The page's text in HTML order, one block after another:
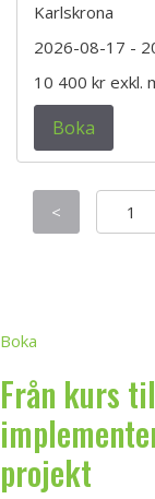
Karlskrona
2026-08-17 -
10 400 kr exkl.
Boka
<
Boka
Från kurs
projekt